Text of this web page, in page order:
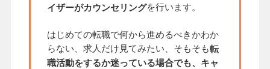
イザーがカウンセリングを行います。
はじめての転職で何から進めるべきかわか
らない、求人だけ見てみたい、そもそも転
職活動をするか迷っている場合でも、キャ